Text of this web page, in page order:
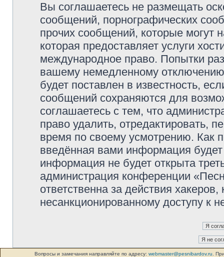
Вы соглашаетесь не размещать
сообщений, порнографических
прочих сообщений, которые могут
которая предоставляет услуги
международное право. Попытки
вашему немедленному
будет поставлен в известность,
сообщений сохраняются для
соглашаетесь с тем, что
право удалить, отредактировать,
время по своему усмотрению. Как
введённая вами информация
информация не будет открыта
администрация конференции
ответственна за действия
несанкционированному доступу к
Вопросы и замечания направляйте по адресу: webmaster@pesnibardov.ru .